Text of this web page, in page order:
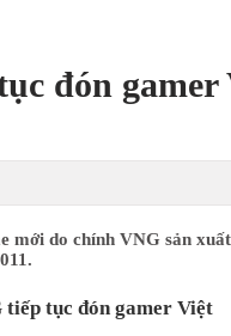
đón gamer
mới do chính VNG sản
tiếp tục đón gamer Việt